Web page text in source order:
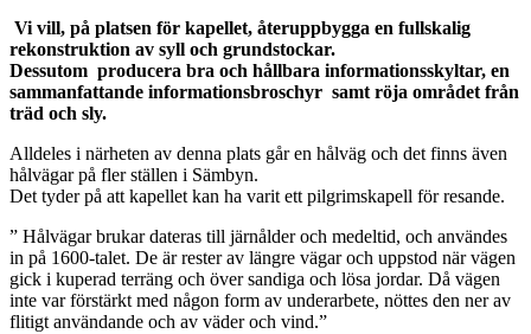
Vi vill, på platsen för kapellet, återuppbygga en fullskalig
rekonstruktion av syll och grundstockar.
Dessutom producera bra och hållbara informationsskyltar, en
sammanfattande informationsbroschyr samt röja området från
träd och sly.
Alldeles i närheten av denna plats går en hålväg och det finns även
hålvägar på fler ställen i Sämbyn.
Det tyder på att kapellet kan ha varit ett pilgrimskapell för resande.
” Hålvägar brukar dateras till järnålder och medeltid, och användes
in på 1600-talet. De är rester av längre vägar och uppstod när vägen
gick i kuperad terräng och över sandiga och lösa jordar. Då vägen
inte var förstärkt med någon form av underarbete, nöttes den ner av
flitigt användande och av väder och vind.”